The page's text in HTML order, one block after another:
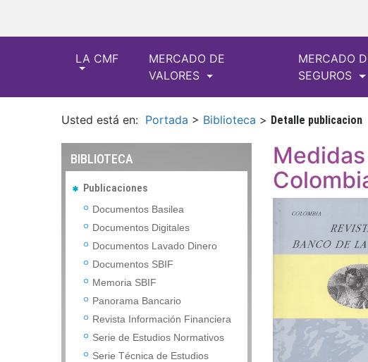
LA CMF
MERCADO DE
VALORES
MERCADO
SEGUROS
Usted está en: Portada > Biblioteca > Detalle publicacion
BIBLIOTECA
Publicaciones
Documentos Basilea
Documentos Digitales
Documentos Lavado Dinero
Documentos SBIF
Memoria SBIF
Panorama Bancario
Revista Información Financiera
Serie de Estudios Normativos
Serie Técnica de Estudios